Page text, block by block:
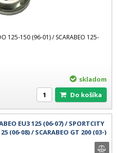
125-150 (96-01) / SCARABEO 125-
skladom
Do košíka
EU3 125 (06-07) / SPORTCITY
(06-08) / SCARABEO GT 200 (03-)